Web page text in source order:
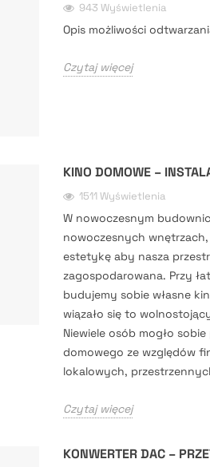
943 Wyświetlenia
Opis możliwości
Czytaj więcej
KINO DOMOWE –
1511 Wyświetlenia
W nowoczesnym
nowoczesnych
estetykę aby nasza
zagospodarowana. Przy
budujemy sobie własne
wiązało się to
Niewiele osób mogło
domowego ze względów
lokalowych,
Czytaj więcej
KONWERTER DAC –